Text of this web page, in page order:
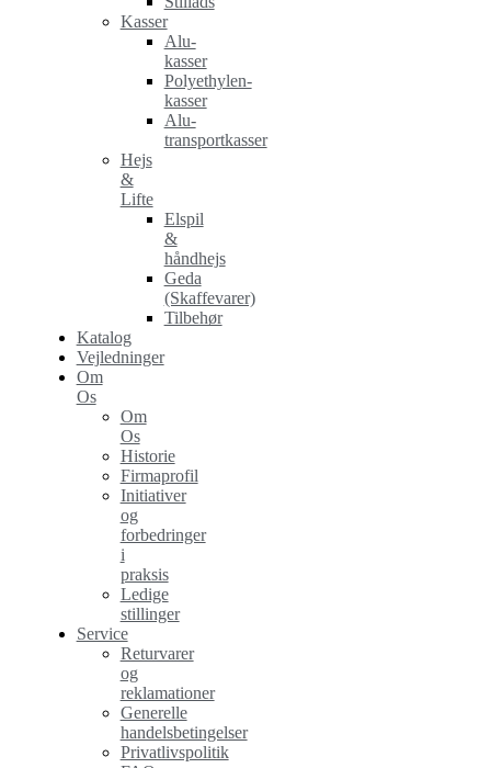
Kasser
Alu-
kasser
Polyethylen-
kasser
Alu-
transportkasser
Hejs
&
Lifte
Elspil
&
håndhejs
Geda
(Skaffevarer)
Tilbehør
Katalog
Vejledninger
Om
Os
Om
Os
Historie
Firmaprofil
Initiativer
og
forbedringer
i
praksis
Ledige
stillinger
Service
Returvarer
og
reklamationer
Generelle
handelsbetingelser
Privatlivspolitik